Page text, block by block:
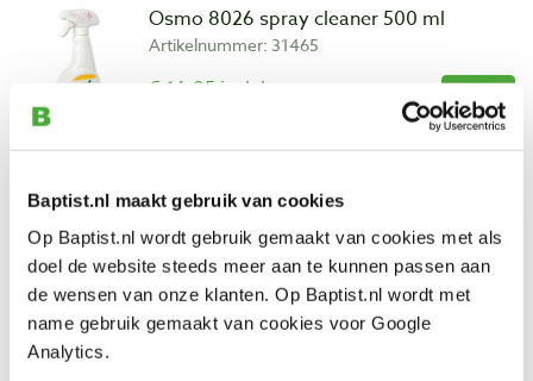
Baptist.nl maakt gebruik van cookies
Op Baptist.nl wordt gebruik gemaakt van cookies met als
doel de website steeds meer aan te kunnen passen aan
de wensen van onze klanten. Op Baptist.nl wordt met
name gebruik gemaakt van cookies voor Google
Analytics.
Osmo 8026 spray cleaner 500 ml
Artikelnummer: 31465
€ 16,85 incl. btw
Op voorraad
Chestnut schuimkwasten 25 mm, 5 stuks
Artikelnummer: 18195
€ 10,10 incl. btw